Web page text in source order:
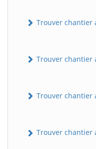
Trouver chantier
Trouver chantier
Trouver chantier
Trouver chantier